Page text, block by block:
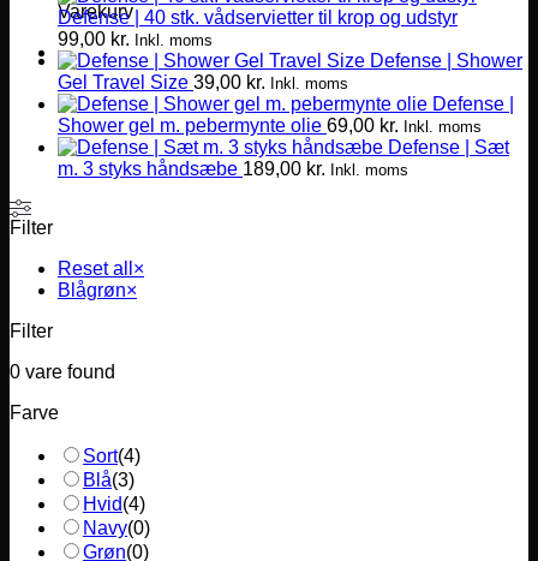
Varekurv
Defense | 40 stk. vådservietter til krop og udstyr
99,00 kr. Inkl. moms
Defense | Shower
Gel Travel Size 39,00 kr. Inkl. moms
Defense |
Shower gel m. pebermynte olie 69,00 kr. Inkl. moms
Defense | Sæt
m. 3 styks håndsæbe 189,00 kr. Inkl. moms
Filter
Reset all ×
Blågrøn×
Filter
0 vare found
Farve
Sort(4)
Blå(3)
Hvid(4)
Navy(0)
Grøn(0)